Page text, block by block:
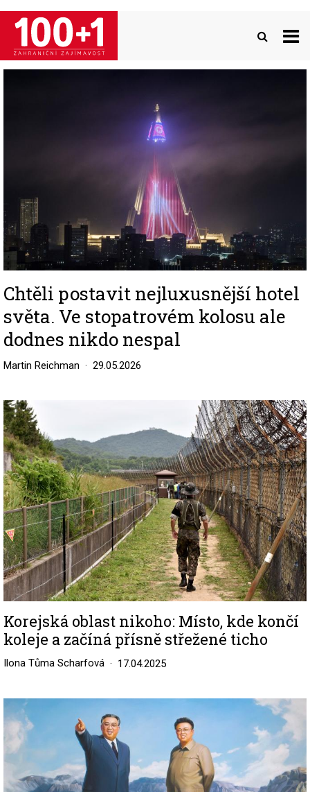
Přejít
hlavnímu
obsahu
Chtěli postavit nejluxusnější hotel
světa. Ve stopatrovém kolosu ale
dodnes nikdo nespal
Martin Reichman 29.05.2026
Image
Korejská oblast nikoho: Místo, kde končí
koleje a začíná přísně střežené ticho
Ilona Tůma Scharfová 17.04.2025
Image